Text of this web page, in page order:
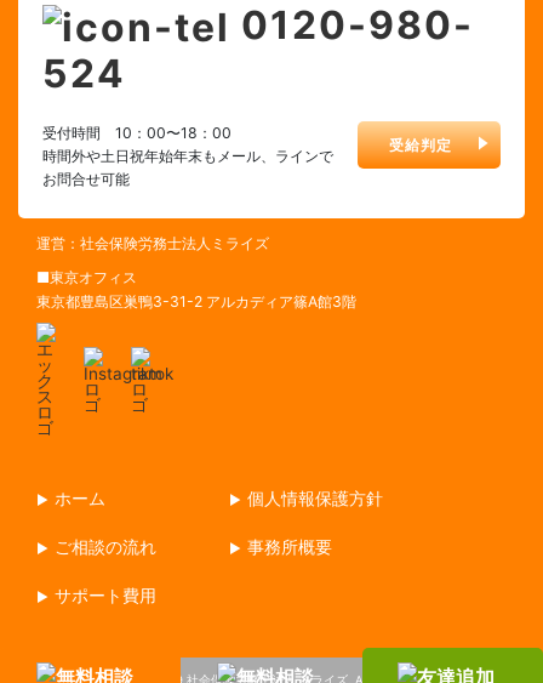
0120-980-
524
受付時間 10：00〜18：00
時間外や土日祝年始年末もメール、ラインで
お問合せ可能
受給判定
運営：社会保険労務士法人ミライズ
■東京オフィス
東京都豊島区巣鴨3-31-2 アルカディア篠A館3階
ホーム 個人情報保護方針
ご相談の流れ 事務所概要
サポート費用